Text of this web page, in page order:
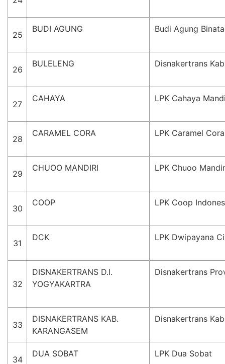
25
BUDI AGUNG Budi Agung
26
BULELENG Disnakertrans
27
CAHAYA LPK Cahaya
28
CARAMEL CORA LPK Caramel Cora
29
CHUOO MANDIRI LPK Chuoo
30
COOP LPK Coop
31
DCK LPK Dwipayana
32
DISNAKERTRANS D.I.
YOGYAKARTRA
Disnakertrans
33
DISNAKERTRANS KAB.
KARANGASEM
Disnakertrans
34
DUA SOBAT LPK Dua Sobat